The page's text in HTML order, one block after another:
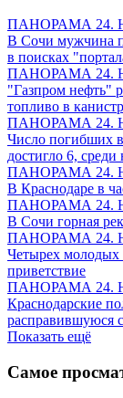
ПАНОРАМА 24.
В Сочи мужчина
в поисках
ПАНОРАМА 24.
"Газпром нефть"
топливо в
ПАНОРАМА 24.
Число погибших
достигло 6, среди
ПАНОРАМА 24.
В Краснодаре в
ПАНОРАМА 24.
В Сочи горная
ПАНОРАМА 24.
Четырех молодых
приветствие
ПАНОРАМА 24.
Краснодарские
расправившуюся
Показать ещё
Самое